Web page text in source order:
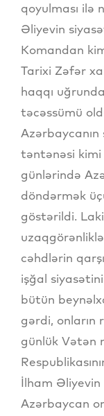
qoyulması ilə
Əliyevin
Komandan
Tarixi Zəfər
haqqı
təcəssümü
təntənəsi
günlərində
döndərmək
göstərildi.
cəhdlərin
işğal
bütün
gərdi, onların
günlük Vətən
İlham Əliyevin
Azərbaycan